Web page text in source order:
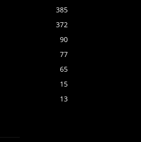
385
372
90
77
65
15
13